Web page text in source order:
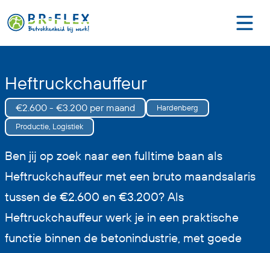
Heftruckchauffeur
€2.600 - €3.200 per maand
Hardenberg
Productie, Logistiek
Ben jij op zoek naar een fulltime baan als
Heftruckchauffeur met een bruto maandsalaris
tussen de €2.600 en €3.200? Als
Heftruckchauffeur werk je in een praktische
functie binnen de betonindustrie, met goede